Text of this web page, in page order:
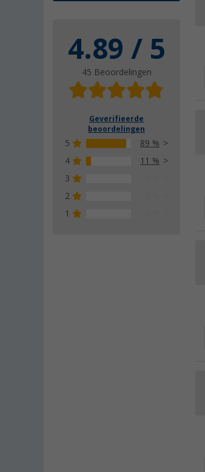
4.89 / 5
45 Beoordelingen
Geverifieerde
beoordelingen
5
89 %
4
11 %
3
2
1